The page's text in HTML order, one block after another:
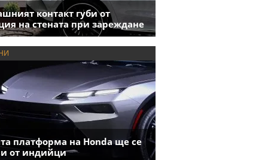
контакт губи от
на стената при зареждане
платформа на Honda ще се
от индийци